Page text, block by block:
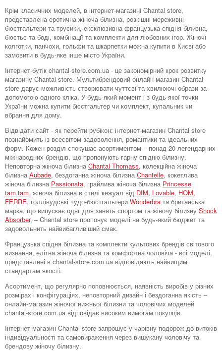
Крім класичних моделей, в інтернет-магазині Chantal store,
представлена ​​еротична жіноча білизна, розкішні мереживні
бюстгальтери та трусики, ексклюзивна французька спідня білизна,
бюстьє та боді, комбінації та комплекти для любовних ігор. Жіночі
колготки, панчохи, гольфи та шкарпетки можна купити в Києві або
замовити в будь-яке інше місто України.
Інтернет-бутік chantal-store.com.ua - це закономірний крок розвитку
магазину Chantal store. Мультибрендовий онлайн-магазин Chantal
store дарує можливість створювати чуттєві та хвилюючі образи за
допомогою одного кліка. У будь-який момент і з будь-якої точки
України можна купити бюстгальтер чи комплект, купальник чи
вбрання для дому.
Відвідати сайт - як перейти рубікон: інтернет-магазин Chantal store
познайомить із всесвітом задоволення, романтики та ідеальних
форм. Кожен розділ спокушає асортиментом – понад 20 легендарних
міжнародних брендів, що пропонують гарну спідню білизну.
Неповторна жіноча білизна Chantal Thomass, колекційна жіноча
білизна Aubade, бездоганна жіноча білизна Chantelle, кокетлива
жіноча білизна Passionata, грайлива жіноча білизна Princesse
tam.tam, жіноча білизна в стилі кежуал від DIM, Lovable, HOM,
FERRE, голлівудські чудо-бюстгальтери Wonderbra та британська
марка, що випускає одяг для занять спортом та жіночу білизну Shock
Absorber, – Chantal store пропонує моделі на будь-який бюджет та
задовольнить найвибагливіший смак.
Французька спідня білизна та комплекти культових брендів світового
визнання, елітна жіноча білизна та комфортна чоловіча - всі моделі,
представлені в chantal-store.com.ua відповідають найвищим
стандартам якості.
Асортимент, що регулярно поповнюється, наявність виробів у різних
розмірах і конфігураціях, неповторний дизайн і бездоганна якість –
онлайн-магазин жіночої нижньої білизни та чоловічих моделей
chantal-store.com.ua відповідає високим вимогам покупців.
Інтернет-магазин Chantal store запрошує у чарівну подорож до витоків
індивідуальності та самовираження через вишукану чоловічу та
брендову жіночу білизну.